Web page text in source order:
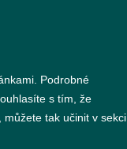
Podrobné
s tím, že
tak učinit v sekci